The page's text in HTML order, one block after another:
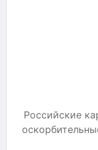
Российские